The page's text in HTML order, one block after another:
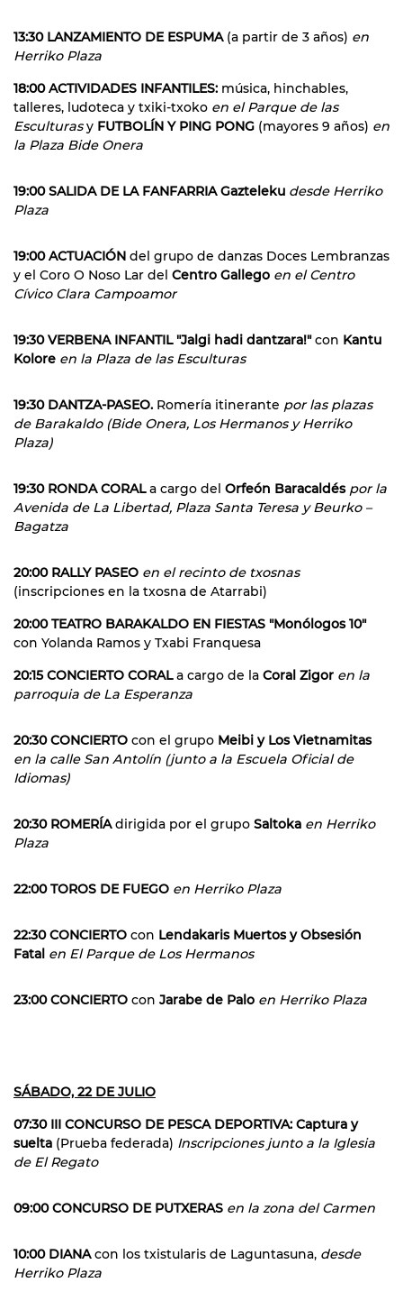
13:30 LANZAMIENTO DE ESPUMA (a partir de 3 años) en
Herriko Plaza
18:00 ACTIVIDADES INFANTILES: música, hinchables,
talleres, ludoteca y txiki-txoko en el Parque de las
Esculturasy FUTBOLÍN Y PING PONG (mayores 9 años) en
la Plaza Bide Onera
19:00 SALIDA DE LA FANFARRIA Gazteleku desde Herriko
Plaza
19:00 ACTUACIÓN del grupo de danzas Doces Lembranzas
y el Coro O Noso Lar del Centro Gallego en el Centro
Cívico Clara Campoamor
19:30 VERBENA INFANTIL "Jalgi hadi dantzara!"con Kantu
Kolore en la Plaza de las Esculturas
19:30 DANTZA-PASEO. Romería itinerante por las plazas
de Barakaldo (Bide Onera, Los Hermanos y Herriko
Plaza)
19:30 RONDA CORALa cargo del Orfeón Baracaldés por la
Avenida de La Libertad, Plaza Santa Teresa y Beurko –
Bagatza
20:00 RALLY PASEO en el recinto de txosnas
(inscripciones en la txosna de Atarrabi)
20:00 TEATRO BARAKALDO EN FIESTAS "Monólogos 10"
con Yolanda Ramos y Txabi Franquesa
20:15 CONCIERTO CORALa cargo de la Coral Zigor en la
parroquia de La Esperanza
20:30 CONCIERTO con el grupo Meibi y Los Vietnamitas
en la calle San Antolín (junto a la Escuela Oficial de
Idiomas)
20:30 ROMERÍAdirigida por el grupo Saltoka en Herriko
Plaza
22:00 TOROS DE FUEGO en Herriko Plaza
22:30 CONCIERTO con Lendakaris Muertos y Obsesión
Fatal en El Parque de Los Hermanos
23:00 CONCIERTO con Jarabe de Palo en Herriko Plaza
SÁBADO, 22 DE JULIO
07:30 III CONCURSO DE PESCA DEPORTIVA: Captura y
suelta (Prueba federada) Inscripciones junto a la Iglesia
de El Regato
09:00 CONCURSO DE PUTXERAS en la zona del Carmen
10:00 DIANAcon los txistularis de Laguntasuna, desde
Herriko Plaza